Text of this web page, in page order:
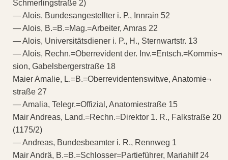
Schmerlingstraße 2)
— Alois, Bundesangestellter i. P., Innrain 52
— Alois, B.=B.=Mag.=Arbeiter, Amras 22
— Alois, Universitätsdiener i. P., H., Sternwartstr. 13
— Alois, Rechn.=Oberrevident der. Inv.=Entsch.=Kommis¬
sion, Gabelsbergerstraße 18
Maier Amalie, L.=B.=Oberrevidentenswitwe, Anatomie¬
straße 27
— Amalia, Telegr.=Offizial, Anatomiestraße 15
Mair Andreas, Land.=Rechn.=Direktor 1. R., Falkstraße 20
(1175/2)
— Andreas, Bundesbeamter i. R., Rennweg 1
Mair Andrä, B.=B.=Schlosser=Partieführer, Mariahilf 24